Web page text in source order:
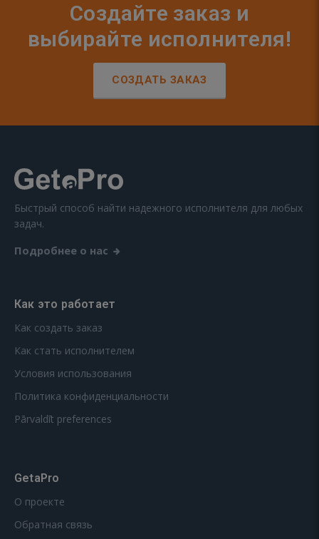
Создайте заказ и
выбирайте исполнителя!
СОЗДАТЬ ЗАКАЗ
Быстрый способ найти надежного исполнителя для любых
задач.
Подробнее о нас
Как это работает
Как создать заказ
Как стать исполнителем
Условия использования
Политика конфиденциальности
Pārvaldīt preferences
GetaPro
О проекте
Обратная связь